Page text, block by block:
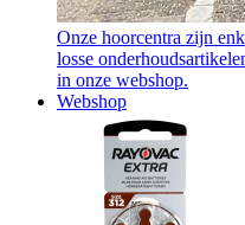
Onze hoorcentra zijn
losse
in onze webshop.
Webshop